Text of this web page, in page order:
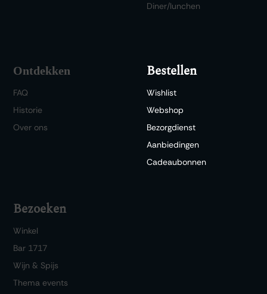
Diner/lunchen
Ontdekken
FAQ
Historie
Over ons
Bestellen
Wishlist
Webshop
Bezorgdienst
Aanbiedingen
Cadeaubonnen
Bezoeken
Winkel
Bar 1717
Wijn & Spijs
Thema events